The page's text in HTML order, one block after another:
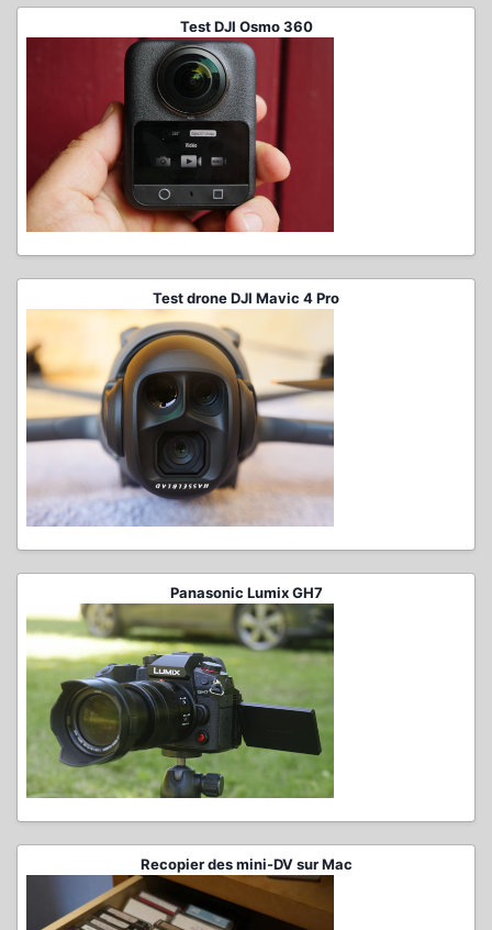
Test DJI Osmo 360
Test drone DJI Mavic 4 Pro
Panasonic Lumix GH7
Recopier des mini-DV sur Mac